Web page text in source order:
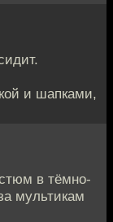
и шапками,
в тёмно-
мультикам